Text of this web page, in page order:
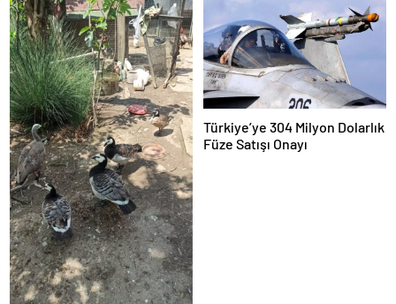
Türkiye’ye 304 Milyon Dolarlık
Füze Satışı Onayı